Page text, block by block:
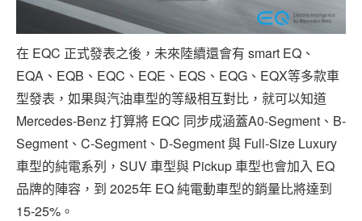
在 EQC 正式發表之後，未來陸續還會有 smart EQ、
EQA、EQB、EQC、EQE、EQS、EQG、EQX等多款車
型發表，如果與汽油車型的等級相互對比，就可以知道
Mercedes-Benz 打算將 EQC 同步成涵蓋A0-Segment、B-
Segment、C-Segment、D-Segment 與 Full-Size Luxury
車型的純電系列，SUV 車型與 Pickup 車型也會加入 EQ
品牌的陣容，到 2025年 EQ 純電動車型的銷量比將達到
15-25%。